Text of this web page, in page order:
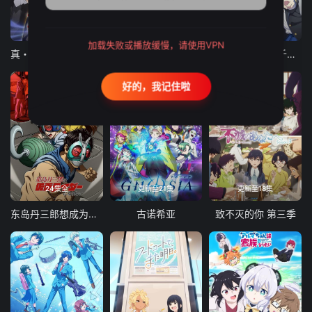
真・进化果 实不知不觉踏上胜利的人生 东京猫猫 NEW～♡ 弹珠汽水瓶里的千岁同学
24集全
东岛丹三郎想成为假面骑士
更新至21集
古诺希亚
更新至18集
致不灭的你 第三季
加载失败或播放缓慢，请使用VPN
好的，我记住啦